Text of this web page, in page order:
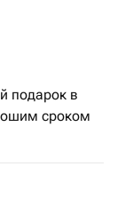
подарок в
сроком